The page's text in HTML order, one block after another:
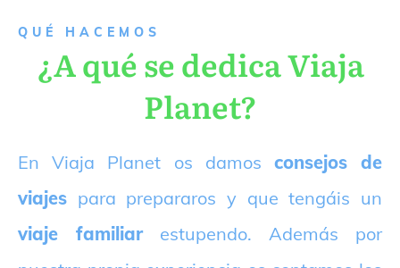
QUÉ HACEMOS
¿A qué se dedica Viaja
Planet?
En Viaja Planet os damos consejos de
viajes para prepararos y que tengáis un
viaje familiarestupendo. Además por